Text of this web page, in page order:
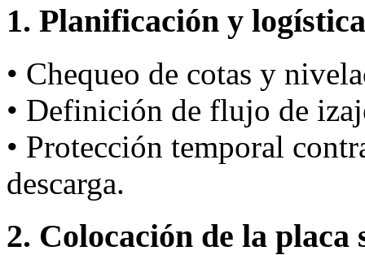
1. Planificación y
• Chequeo de cotas y
• Definición de flujo de
• Protección temporal
descarga.
2. Colocación de la placa